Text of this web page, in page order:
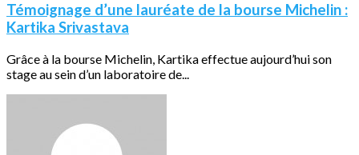
Témoignage d’une lauréate de la bourse Michelin :
Kartika Srivastava
Grâce à la bourse Michelin, Kartika effectue aujourd’hui son
stage au sein d’un laboratoire de...